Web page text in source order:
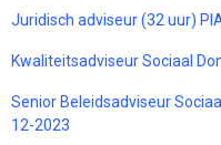
Juridisch adviseur (32 uur)
Kwaliteitsadviseur Sociaal
Senior Beleidsadviseur
12-2023